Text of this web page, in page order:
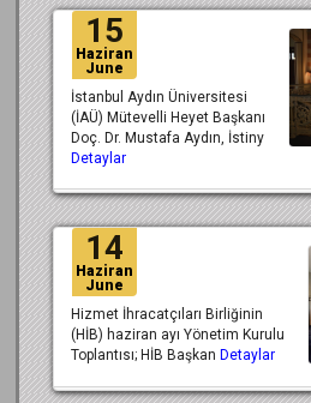
15
Haziran
June
İstanbul Aydın Üniversitesi
(İAÜ) Mütevelli Heyet Başkanı
Doç. Dr. Mustafa Aydın, İstiny
Detaylar
14
Haziran
June
Hizmet İhracatçıları Birliğinin
(HİB) haziran ayı Yönetim Kurulu
Toplantısı; HİB Başkan Detaylar